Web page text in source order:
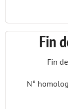
Fin
Fin
N°